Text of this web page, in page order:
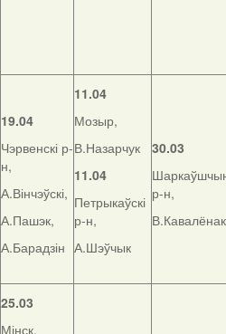
19.04
Чэрвенскі р-
н,
А.Вінчэўскі,
А.Пашэк,
А.Барадзін
11.04
Мозыр,
В.Назарчук
11.04
Петрыкаўскі
р-н,
А.Шэўчык
30.03
р-н,
В.Кавалёнак
25.03
Мінск,